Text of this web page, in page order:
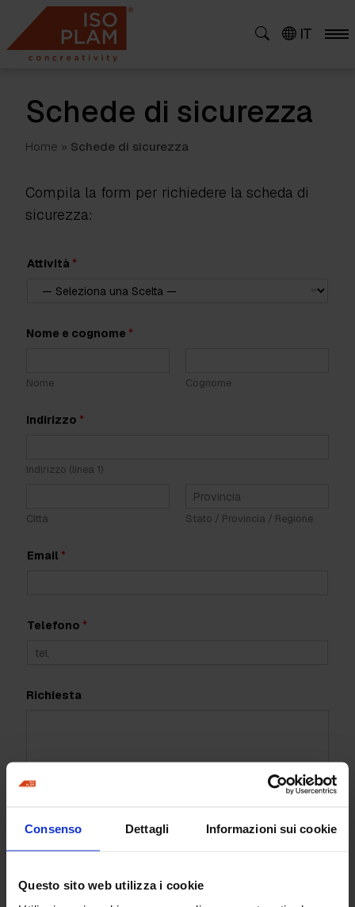
Consenso Dettagli Informazioni sui cookie
Questo sito web utilizza i cookie
content
IT
Schede di sicurezza
Home » Schede di sicurezza
Compila la form per richiedere la scheda di
sicurezza:
Attività *
i
T
p
g
Nome e cognome *
Nome Cognome
Indirizzo *
Indirizzo (linea 1)
Città Stato / Provincia / Regione
Email *
Telefono *
Richiesta
Drag & Drop Files,Choose Files to Upload